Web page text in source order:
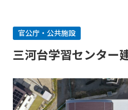
官公庁・公共施設
三河台学習センター